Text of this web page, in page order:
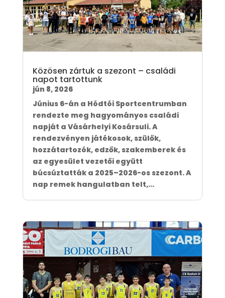
Közösen zártuk a szezont – családi
napot tartottunk
jún 8, 2026
Június 6-án a Hódtói Sportcentrumban
rendezte meg hagyományos családi
napját a Vásárhelyi Kosársuli. A
rendezvényen játékosok, szülők,
hozzátartozók, edzők, szakemberek és
az egyesület vezetői együtt
búcsúztatták a 2025–2026-os szezont. A
nap remek hangulatban telt,...